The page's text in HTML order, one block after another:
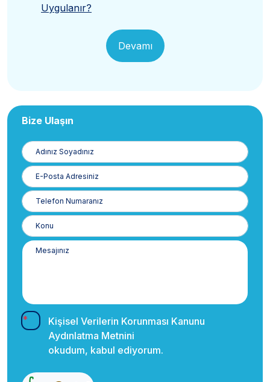
Uygulanır?
Devamı
Bize Ulaşın
Adınız
Soyadınız
E-
Posta
Telefon
Numaranız
Kişisel Verilerin Korunması Kanunu
Aydınlatma Metnini
okudum, kabul ediyorum.